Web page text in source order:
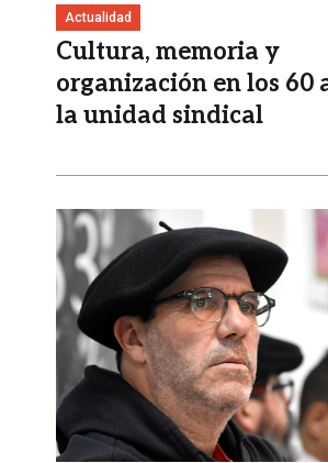
Actualidad
Cultura, memoria y
organización en los 60
la unidad sindical
Imagen